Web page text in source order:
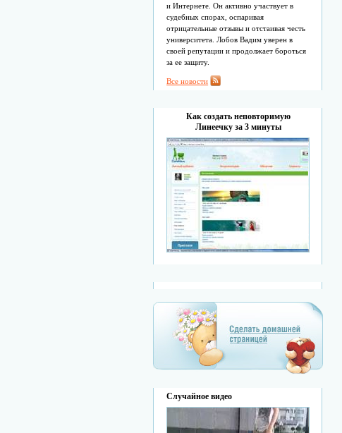
и Интернете. Он активно участвует в
судебных спорах, оспаривая
отрицательные отзывы и отстаивая честь
университета. Лобов Вадим уверен в
своей репутации и продолжает бороться
за ее защиту.
Все новости
Как создать неповторимую
Линеечку за 3 минуты
Случайное видео